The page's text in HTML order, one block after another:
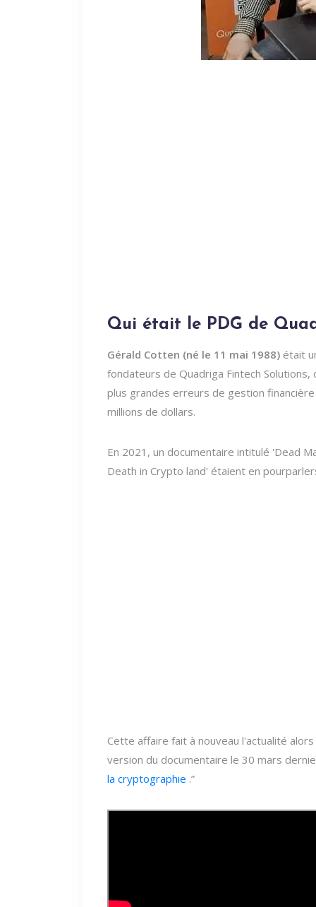
Qui était le PDG de
Gérald Cotten (né le 11 mai 1988) était
fondateurs de Quadriga Fintech
plus grandes erreurs de gestion
millions de dollars.
En 2021, un documentaire intitulé 'Dead
Death in Crypto land' étaient en
Cette affaire fait à nouveau l'actualité
version du documentaire le 30 mars
la cryptographie .”